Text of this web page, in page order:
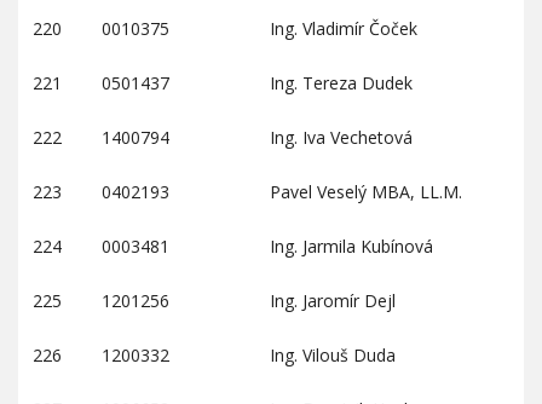
220 0010375 Ing. Vladimír Čoček
221 0501437 Ing. Tereza Dudek
222 1400794 Ing. Iva Vechetová
223 0402193 Pavel Veselý MBA, LL.M.
224 0003481 Ing. Jarmila Kubínová
225 1201256 Ing. Jaromír Dejl
226 1200332 Ing. Vilouš Duda